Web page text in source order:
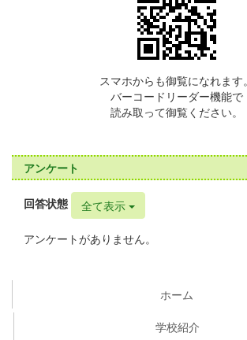
スマホからも御覧になれます。
バーコードリーダー機能で
読み取って御覧ください。
アンケート
回答状態 全て表示
アンケートがありません。
ホーム
学校紹介